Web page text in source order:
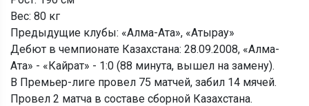
Вес: 80 кг
Предыдущие клубы: «Алма-Ата», «Атырау»
Дебют в чемпионате Казахстана: 28.09.2008, «Алма-
Ата» - «Кайрат» - 1:0 (88 минута, вышел на замену).
В Премьер-лиге провел 75 матчей, забил 14 мячей.
Провел 2 матча в составе сборной Казахстана.